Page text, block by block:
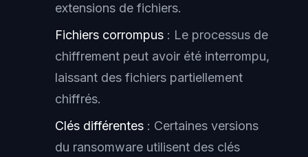
extensions de fichiers.
Fichiers corrompus : Le processus de
chiffrement peut avoir été interrompu,
laissant des fichiers partiellement
chiffrés.
Clés différentes : Certaines versions
du ransomware utilisent des clés